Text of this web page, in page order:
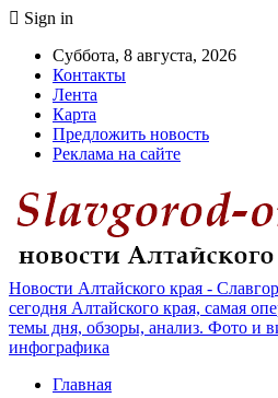
Sign in
Суббота, 8 августа, 2026
Контакты
Лента
Карта
Предложить новость
Реклама на сайте
Новости Алтайского края -
сегодня Алтайского края, самая
темы дня, обзоры, анализ. Фото и
инфографика
Главная